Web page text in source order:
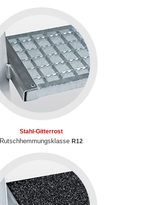
Stahl-Gitterrost
Rutschhemmungsklasse R12